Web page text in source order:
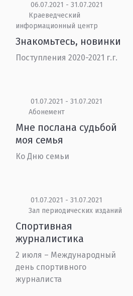
06.07.2021 - 31.07.2021
Краеведческий
информационный центр
Знакомьтесь, новинки
Поступления 2020-2021 г.г.
01.07.2021 - 31.07.2021
Абонемент
Мне послана судьбой
моя семья
Ко Дню семьи
01.07.2021 - 31.07.2021
Зал периодических изданий
Спортивная
журналистика
2 июля – Международный
день спортивного
журналиста